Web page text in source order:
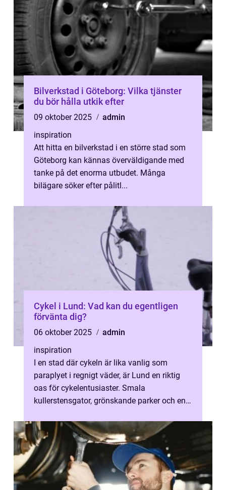
Bilverkstad i Göteborg: Vilka tjänster
du bör hålla utkik efter
09 oktober 2025
admin
inspiration
Att hitta en bilverkstad i en större stad som
Göteborg kan kännas överväldigande med
tanke på det enorma utbudet. Många
bilägare söker efter pålitl...
Cykel i Lund: Vad kan du egentligen
förvänta dig?
06 oktober 2025
admin
inspiration
I en stad där cykeln är lika vanlig som
paraplyet i regnigt väder, är Lund en riktig
oas för cykelentusiaster. Smala
kullerstensgator, grönskande parker och en